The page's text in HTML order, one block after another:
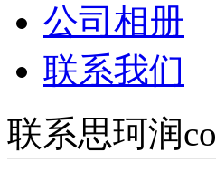
公司相册
联系我们
联系思珂润